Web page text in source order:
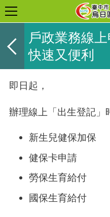
戶政業務線
快速又便利
即日起，
辦理線上「出生登記」
新生兒健保加保
健保卡申請
勞保生育給付
國保生育給付